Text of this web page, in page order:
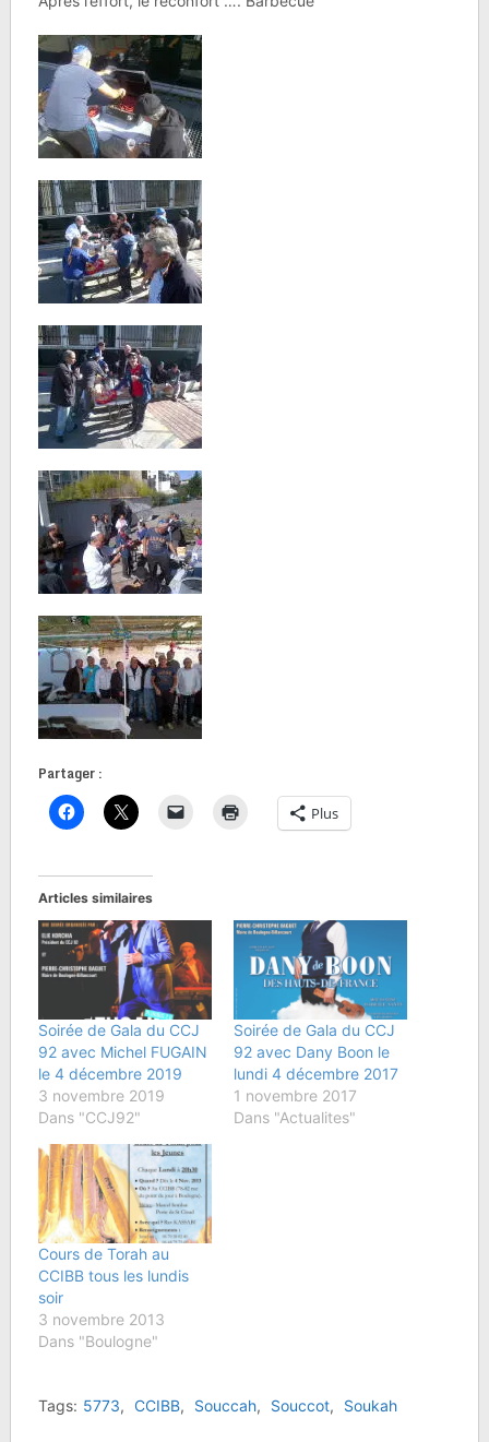
Partager :
Plus
Articles similaires
Soirée de Gala du CCJ
92 avec Michel FUGAIN
le 4 décembre 2019
3 novembre 2019
Dans "CCJ92"
Soirée de Gala du CCJ
92 avec Dany Boon le
lundi 4 décembre 2017
1 novembre 2017
Dans "Actualites"
Cours de Torah au
CCIBB tous les lundis
soir
3 novembre 2013
Dans "Boulogne"
Tags: 5773, CCIBB, Souccah, Souccot, Soukah